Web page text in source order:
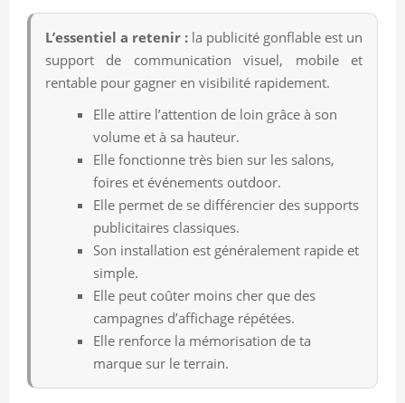
L’essentiel a retenir : la publicité gonflable est un
support de communication visuel, mobile et
rentable pour gagner en visibilité rapidement.
Elle attire l’attention de loin grâce à son
volume et à sa hauteur.
Elle fonctionne très bien sur les salons,
foires et événements outdoor.
Elle permet de se différencier des supports
publicitaires classiques.
Son installation est généralement rapide et
simple.
Elle peut coûter moins cher que des
campagnes d’affichage répétées.
Elle renforce la mémorisation de ta
marque sur le terrain.